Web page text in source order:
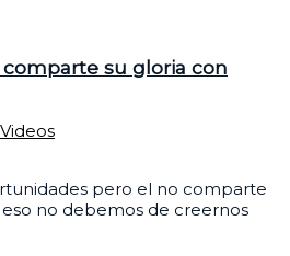
comparte su gloria con
Videos
pero el no comparte
no debemos de creernos